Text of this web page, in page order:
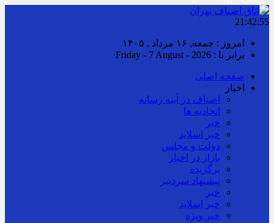
21:42:56
امروز : جمعه, ۱۶ مرداد , ۱۴۰۵
برابر با : Friday - 7 August - 2026
صفحه اصلی
اخبار
اصناف در آینه رسانه
اتحادیه ها
خبر
خبر اسلايد
دولت و مجلس
بازار در اخبار
برگزیده
پیشنهاد سردبیر
خبر
خبر اسلايد
خبر ویژه